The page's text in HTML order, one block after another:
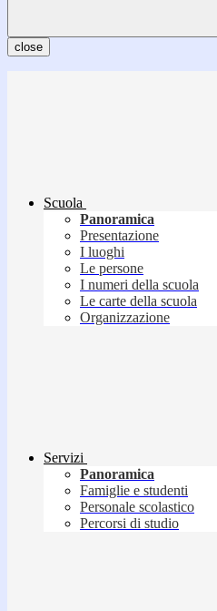
close
Scuola
Panoramica
Presentazione
I luoghi
Le persone
I numeri della scuola
Le carte della scuola
Organizzazione
Servizi
Panoramica
Famiglie e studenti
Personale scolastico
Percorsi di studio